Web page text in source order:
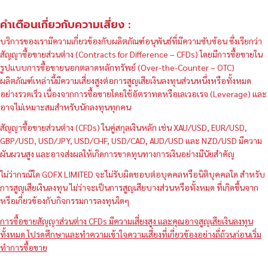
คำเตือนเกี่ยวกับความเสี่ยง :
บริการของเรามีความเกี่ยวข้องกับผลิตภัณฑ์อนุพันธ์ที่มีความซับซ้อน ซึ่งเรียกว่า
สัญญาซื้อขายส่วนต่าง (Contracts for Difference – CFDs) โดยมีการซื้อขายใน
รูปแบบการซื้อขายนอกตลาดหลักทรัพย์ (Over-the-Counter – OTC)
ผลิตภัณฑ์เหล่านี้มีความเสี่ยงสูงต่อการสูญเสียเงินลงทุนส่วนหนึ่งหรือทั้งหมด
อย่างรวดเร็ว เนื่องจากการซื้อขายโดยใช้อัตราทดหรือเลเวอเรจ (Leverage) และ
อาจไม่เหมาะสมสำหรับนักลงทุนทุกคน
สัญญาซื้อขายส่วนต่าง (CFDs) ในคู่สกุลเงินหลัก เช่น XAU/USD, EUR/USD,
GBP/USD, USD/JPY, USD/CHF, USD/CAD, AUD/USD และ NZD/USD มีความ
ผันผวนสูง และอาจส่งผลให้เกิดการขาดทุนทางการเงินอย่างมีนัยสำคัญ
ไม่ว่ากรณีใด GOFX LIMITED จะไม่รับผิดชอบต่อบุคคลหรือนิติบุคคลใด สำหรับ
การสูญเสียเงินลงทุน ไม่ว่าจะเป็นการสูญเสียบางส่วนหรือทั้งหมด ที่เกิดขึ้นจาก
หรือเกี่ยวข้องกับกิจกรรมการลงทุนใดๆ
การซื้อขายสัญญาส่วนต่าง CFDs มีความเสี่ยงสูง และคุณอาจสูญเสียเงินลงทุน
ทั้งหมด โปรดศึกษาและทำความเข้าใจความเสี่ยงที่เกี่ยวข้องอย่างถี่ถ้วนก่อนเริ่ม
ทำการซื้อขาย